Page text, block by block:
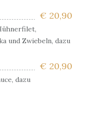
€ 20,90
und Zwiebeln, dazu
€ 20,90
dazu